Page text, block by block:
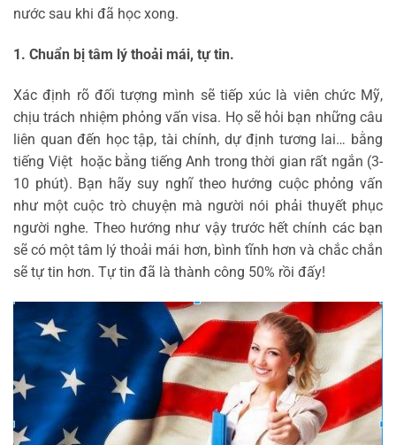
nước sau khi đã học xong.
1. Chuẩn bị tâm lý thoải mái, tự tin.
Xác định rõ đối tượng mình sẽ tiếp xúc là viên chức Mỹ,
chịu trách nhiệm phỏng vấn visa. Họ sẽ hỏi bạn những câu
liên quan đến học tập, tài chính, dự định tương lai… bằng
tiếng Việt hoặc bằng tiếng Anh trong thời gian rất ngắn (3-
10 phút). Bạn hãy suy nghĩ theo hướng cuộc phỏng vấn
như một cuộc trò chuyện mà người nói phải thuyết phục
người nghe. Theo hướng như vậy trước hết chính các bạn
sẽ có một tâm lý thoải mái hơn, bình tĩnh hơn và chắc chắn
sẽ tự tin hơn. Tự tin đã là thành công 50% rồi đấy!